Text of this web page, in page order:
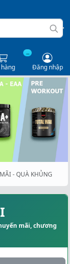
...
Đăng nhập
- QUÀ KHỦNG
mãi, chương